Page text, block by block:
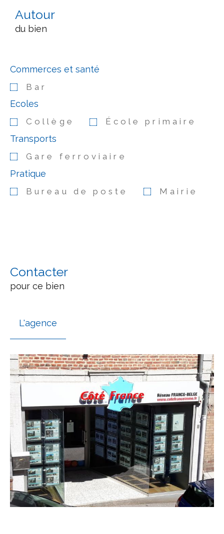
Autour
du bien
Commerces et santé
Bar
Ecoles
Collège École primaire
Transports
Gare ferroviaire
Pratique
Bureau de poste Mairie
Contacter
pour ce bien
L'agence